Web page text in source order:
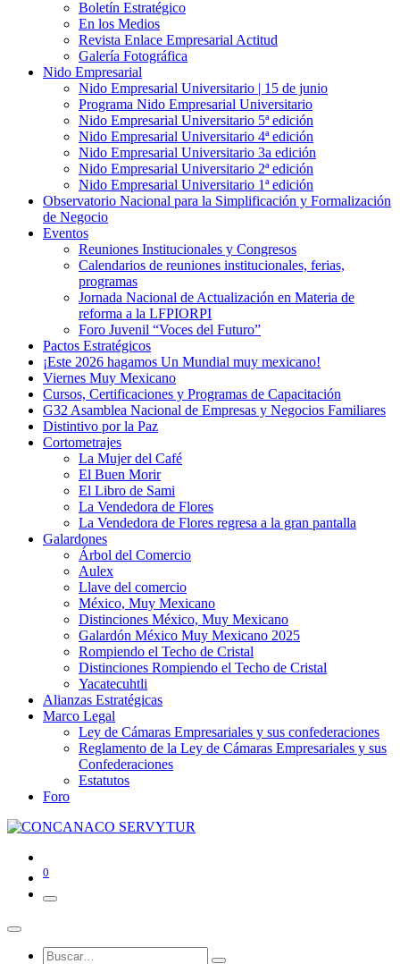
Boletín Estratégico
En los Medios
Revista Enlace Empresarial Actitud
Galería Fotográfica
Nido Empresarial
Nido Empresarial Universitario | 15 de junio
Programa Nido Empresarial Universitario
Nido Empresarial Universitario 5ª edición
Nido Empresarial Universitario 4ª edición
Nido Empresarial Universitario 3a edición
Nido Empresarial Universitario 2ª edición
Nido Empresarial Universitario 1ª edición
Observatorio Nacional para la Simplificación y Formalización
de Negocio
Eventos
Reuniones Institucionales y Congresos
Calendarios de reuniones institucionales, ferias,
programas
Jornada Nacional de Actualización en Materia de
reforma a la LFPIORPI
Foro Juvenil “Voces del Futuro”
Pactos Estratégicos
¡Este 2026 hagamos Un Mundial muy mexicano!
Viernes Muy Mexicano
Cursos, Certificaciones y Programas de Capacitación
G32 Asamblea Nacional de Empresas y Negocios Familiares
Distintivo por la Paz
Cortometrajes
La Mujer del Café
El Buen Morir
El Libro de Sami
La Vendedora de Flores
La Vendedora de Flores regresa a la gran pantalla
Galardones
Árbol del Comercio
Aulex
Llave del comercio
México, Muy Mexicano
Distinciones México, Muy Mexicano
Galardón México Muy Mexicano 2025
Rompiendo el Techo de Cristal
Distinciones Rompiendo el Techo de Cristal
Yacatecuhtli
Alianzas Estratégicas
Marco Legal
Ley de Cámaras Empresariales y sus confederaciones
Reglamento de la Ley de Cámaras Empresariales y sus
Confederaciones
Estatutos
Foro
0